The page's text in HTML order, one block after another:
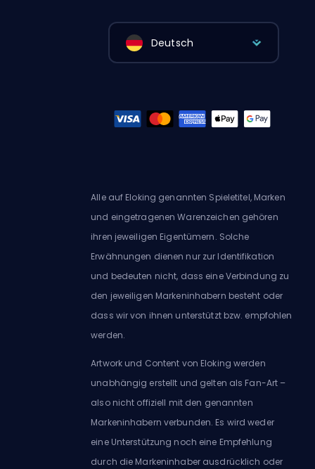
Deutsch
Alle auf Eloking genannten Spieletitel, Marken
und eingetragenen Warenzeichen gehören
ihren jeweiligen Eigentümern. Solche
Erwähnungen dienen nur zur Identifikation
und bedeuten nicht, dass eine Verbindung zu
den jeweiligen Markeninhabern besteht oder
dass wir von ihnen unterstützt bzw. empfohlen
werden.
Artwork und Content von Eloking werden
unabhängig erstellt und gelten als Fan-Art –
also nicht offiziell mit den genannten
Markeninhabern verbunden. Es wird weder
eine Unterstützung noch eine Empfehlung
durch die Markeninhaber ausdrücklich oder